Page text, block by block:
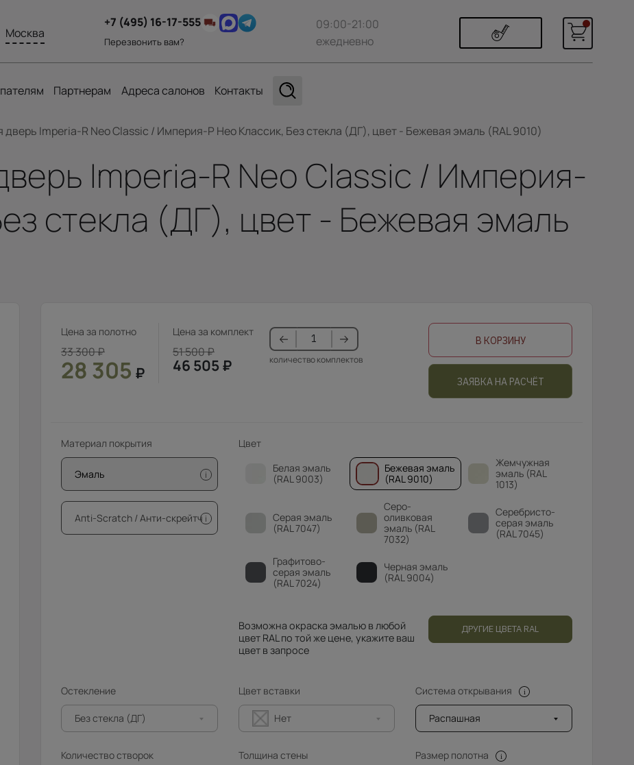
Москва
+7 (495) 16-17-555
Перезвонить вам?
09:00-21:00
ежедневно
Партнерам Адреса салонов Контакты
Imperia-R Neo Classic / Империя-Р Нео Классик, Без стекла (ДГ), цвет - Бежевая эмаль (RAL 9010)
Imperia-R Neo Classic / Империя-
стекла (ДГ), цвет - Бежевая эмаль
Цена за полотно
33 300₽
28 305 ₽
Цена за комплект
51 500₽
46 505₽ количество комплектов
В КОРЗИНУ
ЗАЯВКА НА РАСЧЁТ
Материал покрытия
Эмаль i
Апti-Sсrаtсh / Анти-скрейтч i
Цвет
Белая эмаль
(RAL 9003)
Бежевая эмаль
(RAL 9010)
Жемчужная
эмаль (RAL
1013)
Серая эмаль
(RAL 7047)
Серо-
оливковая
эмаль (RAL
7032)
Серебристо-
серая эмаль
(RAL 7045)
Графитово-
серая эмаль
(RAL 7024)
Черная эмаль
(RAL 9004)
Возможна окраска эмалью в любой
цвет RAL по той же цене, укажите ваш
цвет в запросе
ДРУГИЕ ЦВЕТА RAL
Остекление
Без стекла (ДГ)
Цвет вставки
Нет
Система открывания
Распашная
Количество створок Толщина стены Размер полотна